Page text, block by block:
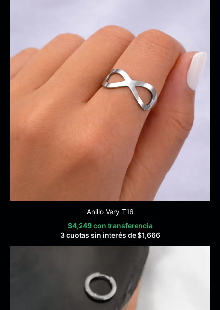
Anillo Very T16
$4,249 con transferencia
3 cuotas sin interés de$1,666